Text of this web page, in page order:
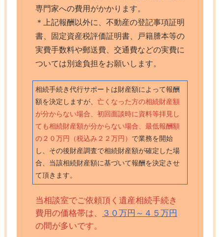
専門家への費用がかかります。
＊上記報酬以外に、不動産の登記事項証明
書、固定資産税評価証明書、戸籍謄本等の
実費手数料や郵送費、交通費などの実費に
ついては別途負担をお願いします。
相続手続き代行サポートは財産額によって報酬
額を決定しますが、 亡くなった方の相続財産額
が分からない場合、初回面談時に資料等拝見し
ても相続財産額が分からない場合、最低報酬額
の２０万円（税込み２２万円） で業務を開始
し、その後財産調査で相続財産額が確定した場
合、当該相続財産額に基づいて報酬を決定させ
て頂きます。
当相談室でご依頼頂く遺産相続手続き
費用の価格帯は、
３０万円～４５万円
の間が多いです。